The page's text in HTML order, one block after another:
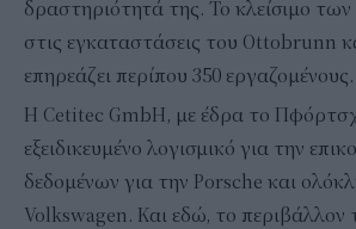
δραστηριότητά της. Το κλείσιμο
στις εγκαταστάσεις του Ottobrunn
επηρεάζει περίπου 350 εργαζομένους.
Η Cetitec GmbH, με έδρα το
εξειδικευμένο λογισμικό για την
δεδομένων για την Porsche και
Volkswagen. Και εδώ, το περιβάλλον